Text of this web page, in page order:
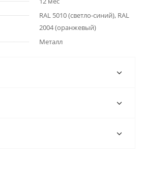
RAL 5010 (светло-синий), RAL
2004 (оранжевый)
Металл